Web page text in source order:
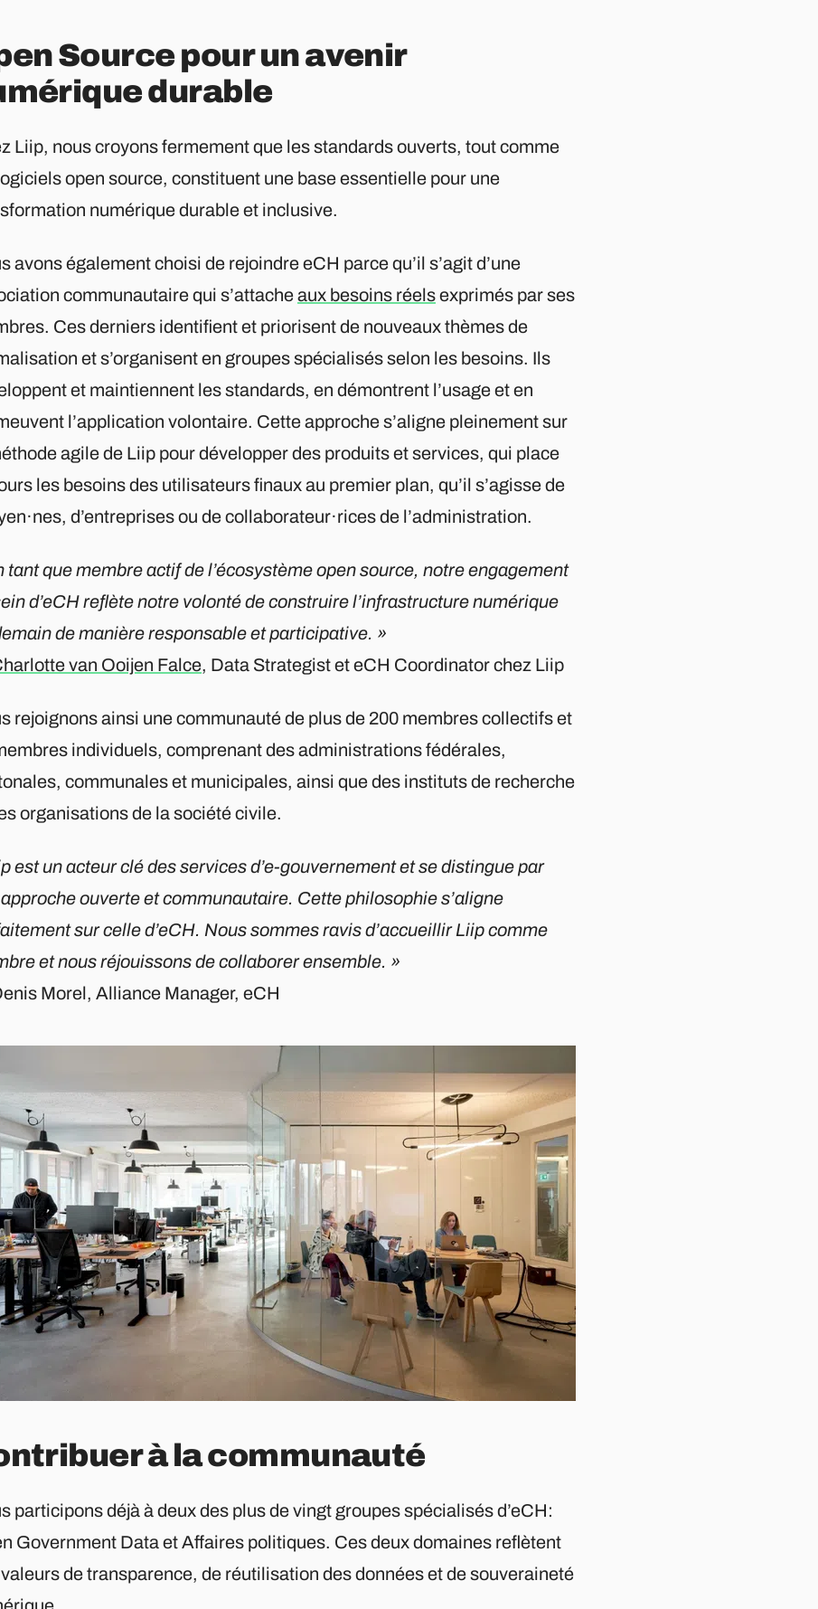
Source pour un avenir
durable
Liip, nous croyons fermement que les standards ouverts, tout comme
open source, constituent une base essentielle pour une
numérique durable et inclusive.
avons également choisi de rejoindre eCH parce qu’il s’agit d’une
communautaire qui s’attacheaux besoins réelsexprimés par ses
Ces derniers identifient et priorisent de nouveaux thèmes de
et s’organisent en groupes spécialisés selon les besoins. Ils
et maintiennent les standards, en démontrent l’usage et en
l’application volontaire. Cette approche s’aligne pleinement sur
agile de Liip pour développer des produits et services, qui place
les besoins des utilisateurs finaux au premier plan, qu’il s’agisse de
d’entreprises ou de collaborateur·rices de l’administration.
tant que membre actif de l’écosystème open source, notre engagement
d’eCH reflète notre volonté de construire l’infrastructure numérique
de manière responsable et participative. »
van Ooijen Falce, Data Strategist et eCH Coordinator chez Liip
rejoignons ainsi une communauté de plus de 200 membres collectifs et
individuels, comprenant des administrations fédérales,
communales et municipales, ainsi que des instituts de recherche
organisations de la société civile.
est un acteur clé des services d’e-gouvernement et se distingue par
ouverte et communautaire. Cette philosophie s’aligne
sur celle d’eCH. Nous sommes ravis d’accueillir Liip comme
et nous réjouissons de collaborer ensemble. »
Morel, Alliance Manager, eCH
à la communauté
participons déjà à deux des plus de vingt groupes spécialisés d’eCH:
Government Data et Affaires politiques. Ces deux domaines reflètent
de transparence, de réutilisation des données et de souveraineté